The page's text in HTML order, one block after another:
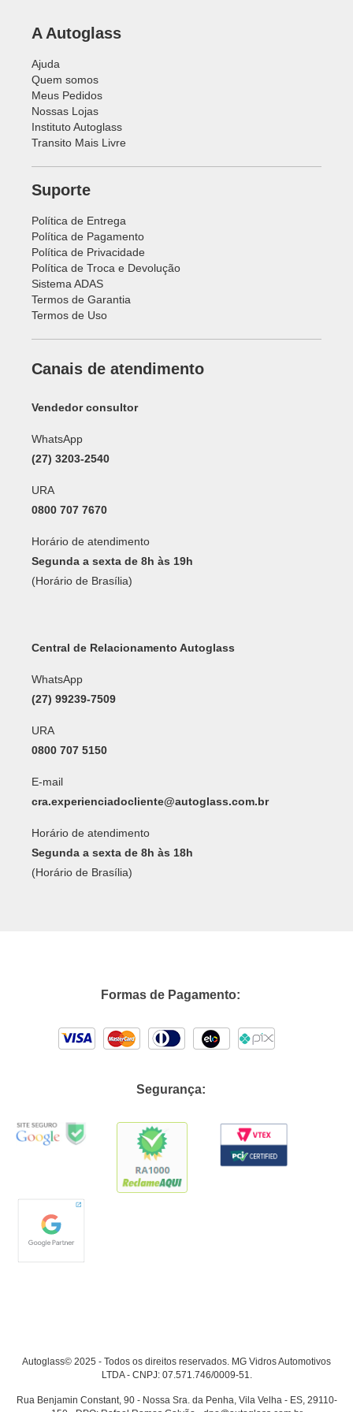
A Autoglass
Ajuda
Quem somos
Meus Pedidos
Nossas Lojas
Instituto Autoglass
Transito Mais Livre
Suporte
Política de Entrega
Política de Pagamento
Política de Privacidade
Política de Troca e Devolução
Sistema ADAS
Termos de Garantia
Termos de Uso
Canais de atendimento
Vendedor consultor
WhatsApp
(27) 3203-2540
URA
0800 707 7670
Horário de atendimento
Segunda a sexta de 8h às 19h
(Horário de Brasília)
Central de Relacionamento Autoglass
WhatsApp
(27) 99239-7509
URA
0800 707 5150
E-mail
cra.experienciadocliente@autoglass.com.br
Horário de atendimento
Segunda a sexta de 8h às 18h
(Horário de Brasília)
Formas de Pagamento:
Segurança:
Autoglass© 2025 - Todos os direitos reservados. MG Vidros Automotivos
LTDA - CNPJ: 07.571.746/0009-51.
Rua Benjamin Constant, 90 - Nossa Sra. da Penha, Vila Velha - ES, 29110-